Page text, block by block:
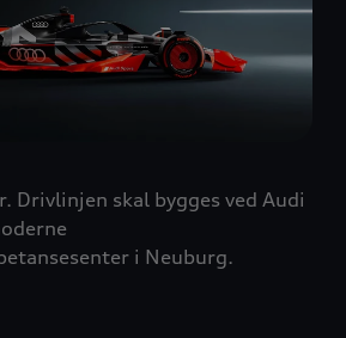
Drivlinjen skal bygges ved Audi
i Neuburg.